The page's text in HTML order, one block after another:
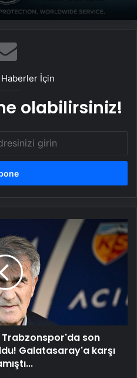
İle Akıllı Dijital
İçin
olabilirsiniz!
son
Galatasaray'a karşı